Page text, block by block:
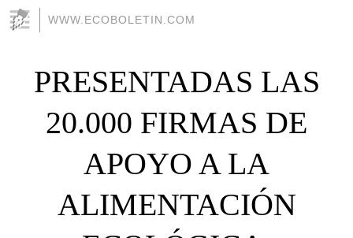
WWW.ECOBOLETIN.COM
PRESENTADAS LAS
20.000 FIRMAS DE
APOYO A LA
ALIMENTACIÓN